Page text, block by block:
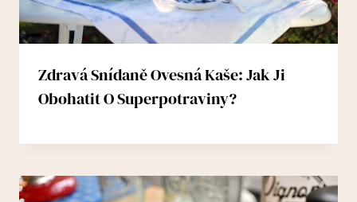
Zdravá Snídaně Ovesná Kaše: Jak Ji
Obohatit O Superpotraviny?